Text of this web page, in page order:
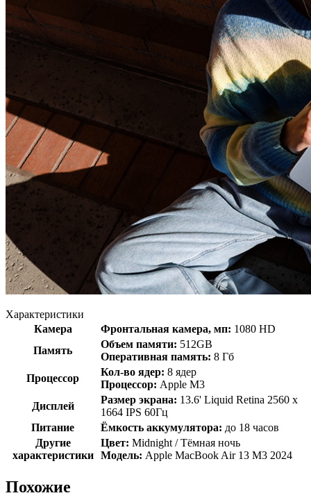
Характеристики
Камера
Фронтальная камера, мп: 1080 HD
Память
Объем памяти: 512GB
Оперативная память: 8 Гб
Процессор
Кол-во ядер: 8 ядер
Процессор: Apple M3
Дисплей
Размер экрана: 13.6' Liquid Retina 2560 x
1664 IPS 60Гц
Питание
Ёмкость аккумулятора: до 18 часов
Другие
характеристики
Цвет: Midnight / Тёмная ночь
Модель: Apple MacBook Air 13 M3 2024
Похожие